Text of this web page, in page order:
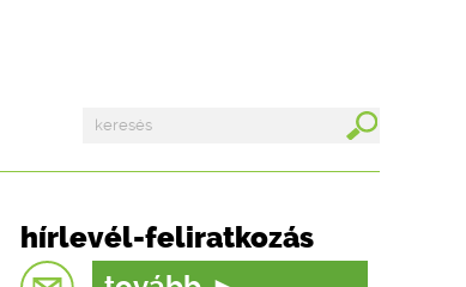
hírlevél-feliratkozás